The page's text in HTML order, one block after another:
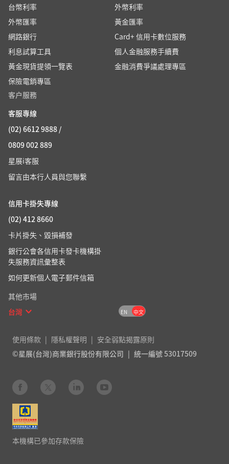
台幣利率
外幣利率
外幣匯率
黃金匯率
網路銀行
Card+ 信用卡數位服務
利息試算工具
個人金融服務手續費
黃金現貨提領一覽表
金融消費爭議處理專區
保險電銷專區
客户服務
客服專線
(02) 6612 9888 /
0809 002 889
星展i客服
留言由本行人員與您聯繫
信用卡掛失專線
(02) 412 8660
卡片掛失、毀損補發
銀行公會各信用卡發卡機構掛
失服務資訊彙整表
如何更新個人電子郵件信箱
其他市場
台灣
EN 中文
使用條款 隱私權聲明
安全弱點揭露原則
©星展(台灣)商業銀行股份有限公司
統一編號 53017509
本機構已參加存款保險